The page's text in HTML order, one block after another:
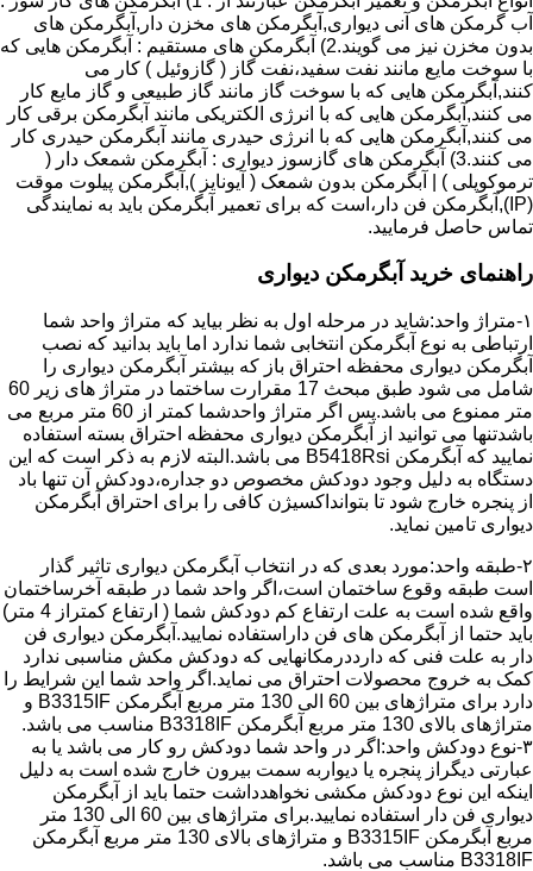
آب گرمکن های آنی دیواری,آبگرمکن های مخزن دار,آبگرمکن های
بدون مخزن نیز می گویند.2) آبگرمکن های مستقیم : آبگرمکن هایی که
با سوخت مایع مانند نفت سفید،نفت گاز ( گازوئیل ) کار می
کنند,آبگرمکن هایی که با سوخت گاز مانند گاز طبیعی و گاز مایع کار
می کنند,آبگرمکن هایی که با انرژی الکتریکی مانند آبگرمکن برقی کار
می کنند,آبگرمکن هایی که با انرژی حیدری مانند آبگرمکن حیدری کار
می کنند.3) آبگرمکن های گازسوز دیواری : آبگرمکن شمعک دار (
ترموکوپلی ) | آبگرمکن بدون شمعک ( آیونایز ),آبگرمکن پیلوت موقت
(IP),آبگرمکن فن دار،است که برای تعمیر آبگرمکن باید به نمایندگی
تماس حاصل فرمایید.
راهنمای خرید آبگرمکن دیواری
۱-متراژ واحد:شاید در مرحله اول به نظر بیاید که متراژ واحد شما
ارتباطی به نوع آبگرمکن انتخابی شما ندارد اما باید بدانید که نصب
آبگرمکن دیواری محفظه احتراق باز که بیشتر آبگرمکن دیواری را
شامل می شود طبق مبحث 17 مقرارت ساختما در متراژ های زیر 60
متر ممنوع می باشد.پس اگر متراژ واحدشما کمتر از 60 متر مربع می
باشدتنها می توانید از آبگرمکن دیواری محفظه احتراق بسته استفاده
نمایید که آبگرمکن B5418Rsi می باشد.البته لازم به ذکر است که این
دستگاه به دلیل وجود دودکش مخصوص دو جداره،دودکش آن تنها باد
از پنجره خارج شود تا بتوانداکسیژن کافی را برای احتراق آبگرمکن
دیواری تامین نماید.
۲-طبقه واحد:مورد بعدی که در انتخاب آبگرمکن دیواری تاثیر گذار
است طبقه وقوع ساختمان است،اگر واحد شما در طبقه آخرساختمان
واقع شده است به علت ارتفاع کم دودکش شما ( ارتفاع کمتراز 4 متر)
باید حتما از آبگرمکن های فن داراستفاده نمایید.آبگرمکن دیواری فن
دار به علت فنی که دارددرمکانهایی که دودکش مکش مناسبی ندارد
کمک به خروج محصولات احتراق می نماید.اگر واحد شما این شرایط را
دارد برای متراژهای بین 60 الی 130 متر مربع آبگرمکن B3315IF و
متراژهای بالای 130 متر مربع آبگرمکن B3318IF مناسب می باشد.
۳-نوع دودکش واحد:اگر در واحد شما دودکش رو کار می باشد یا به
عبارتی دیگراز پنجره یا دیواربه سمت بیرون خارج شده است به دلیل
اینکه این نوع دودکش مکشی نخواهدداشت حتما باید از آبگرمکن
دیواری فن دار استفاده نمایید.برای متراژهای بین 60 الی 130 متر
مربع آبگرمکن B3315IF و متراژهای بالای 130 متر مربع آبگرمکن
B3318IF مناسب می باشد.